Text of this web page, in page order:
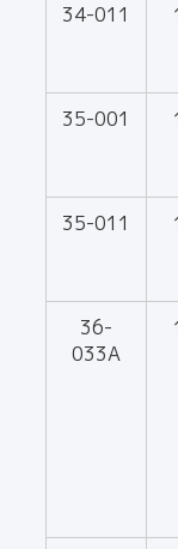
34-011
35-001
35-011
36-
033A